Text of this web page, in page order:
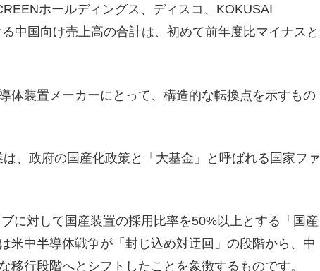
ホールディングス、ディスコ、KOKUSAI
中国向け売上高の合計は、初めて前年度比マイナスと
装置メーカーにとって、構造的な転換点を示すもの
、政府の国産化政策と「大基金」と呼ばれる国家ファ
に対して国産装置の採用比率を50%以上とする「国産
米中半導体戦争が「封じ込め対迂回」の段階から、中
移行段階へとシフトしたことを象徴するものです。